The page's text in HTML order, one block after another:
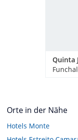
Orte in der Nähe
Hotels Monte